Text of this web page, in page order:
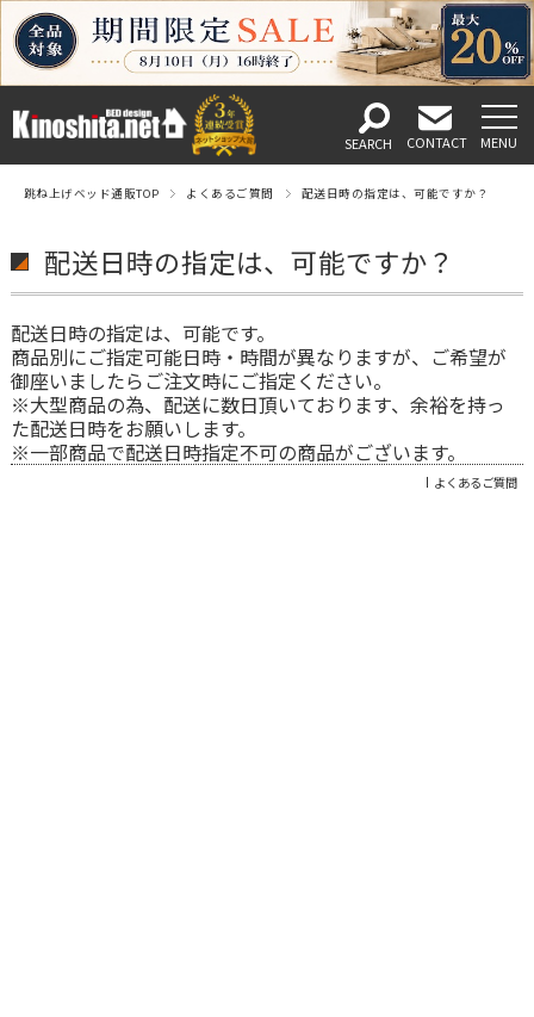
跳ね上げベッド通販TOP よくあるご質問 配送日時の指定は、可能ですか？
配送日時の指定は、可能ですか？
配送日時の指定は、可能です。
商品別にご指定可能日時・時間が異なりますが、ご希望が
御座いましたらご注文時にご指定ください。
※大型商品の為、配送に数日頂いております、余裕を持っ
た配送日時をお願いします。
※一部商品で配送日時指定不可の商品がございます。
よくあるご質問